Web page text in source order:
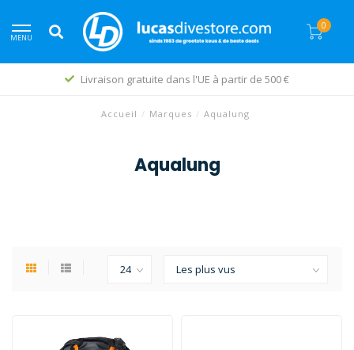
MENU
0
Livraison gratuite dans l'UE à partir de 500 €
Accueil / Marques / Aqualung
Aqualung